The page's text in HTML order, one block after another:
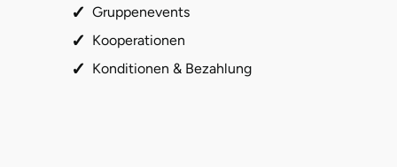
Gruppenevents
Kooperationen
Konditionen & Bezahlung